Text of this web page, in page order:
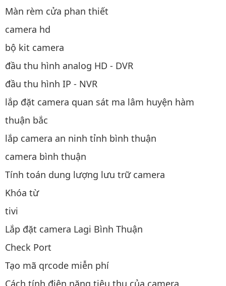
Màn rèm cửa phan thiết
camera hd
bộ kit camera
đầu thu hình analog HD - DVR
đầu thu hình IP - NVR
lắp đặt camera quan sát ma lâm huyện hàm
thuận bắc
lắp camera an ninh tỉnh bình thuận
camera bình thuận
Tính toán dung lượng lưu trữ camera
Khóa từ
tivi
Lắp đặt camera Lagi Bình Thuận
Check Port
Tạo mã qrcode miễn phí